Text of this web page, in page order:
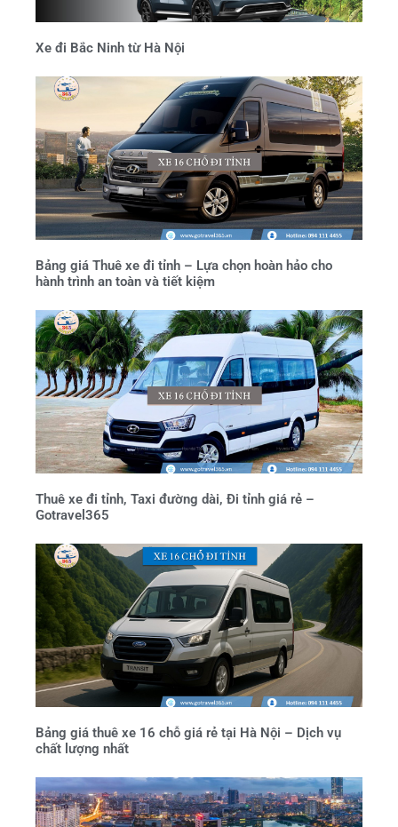
Xe đi Bắc Ninh từ Hà Nội
Bảng giá Thuê xe đi tỉnh – Lựa chọn hoàn hảo cho
hành trình an toàn và tiết kiệm
Thuê xe đi tỉnh, Taxi đường dài, Đi tỉnh giá rẻ –
Gotravel365
Bảng giá thuê xe 16 chỗ giá rẻ tại Hà Nội – Dịch vụ
chất lượng nhất